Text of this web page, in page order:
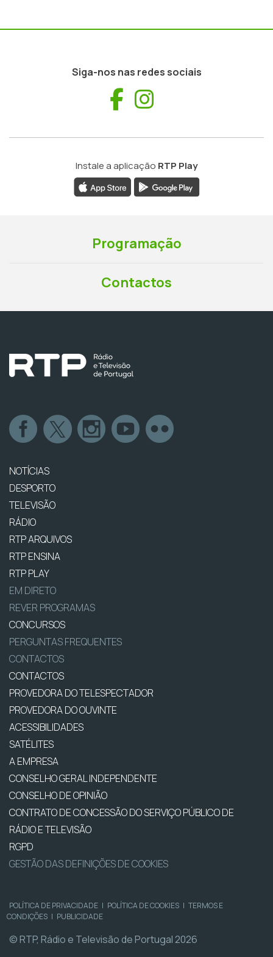
Siga-nos nas redes sociais
Facebook
Instale a aplicação RTP Play
Programação
Contactos
NOTÍCIAS
DESPORTO
TELEVISÃO
RÁDIO
RTP ARQUIVOS
RTP ENSINA
RTP PLAY
EM DIRETO
REVER PROGRAMAS
CONCURSOS
PERGUNTAS FREQUENTES
CONTACTOS
CONTACTOS
PROVEDORA DO TELESPECTADOR
PROVEDORA DO OUVINTE
ACESSIBILIDADES
SATÉLITES
A EMPRESA
CONSELHO GERAL INDEPENDENTE
CONSELHO DE OPINIÃO
CONTRATO DE CONCESSÃO DO SERVIÇO PÚBLICO DE
RÁDIO E TELEVISÃO
RGPD
GESTÃO DAS DEFINIÇÕES DE COOKIES
POLÍTICA DE PRIVACIDADE | POLÍTICA DE COOKIES | TERMOS E
CONDIÇÕES | PUBLICIDADE
© RTP, Rádio e Televisão de Portugal 2026